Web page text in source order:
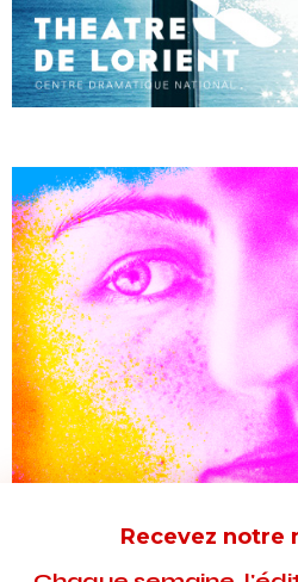
Recevez notre